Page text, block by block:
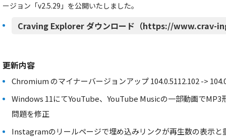
ージョン「v2.5.29」を公開いたしました。
Craving Explorer ダウンロード（https://www.crav-
更新内容
Chromium のマイナーバージョンアップ 104.0.5112.102 ->
Windows 11にてYouTube、YouTube Musicの一部動画でMP3
問題を修正
Instagramのリールページで埋め込みリンクが再生数の表示と